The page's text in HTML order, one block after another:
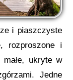
i piaszczyste
rozproszone i
ukryte w
Jedne